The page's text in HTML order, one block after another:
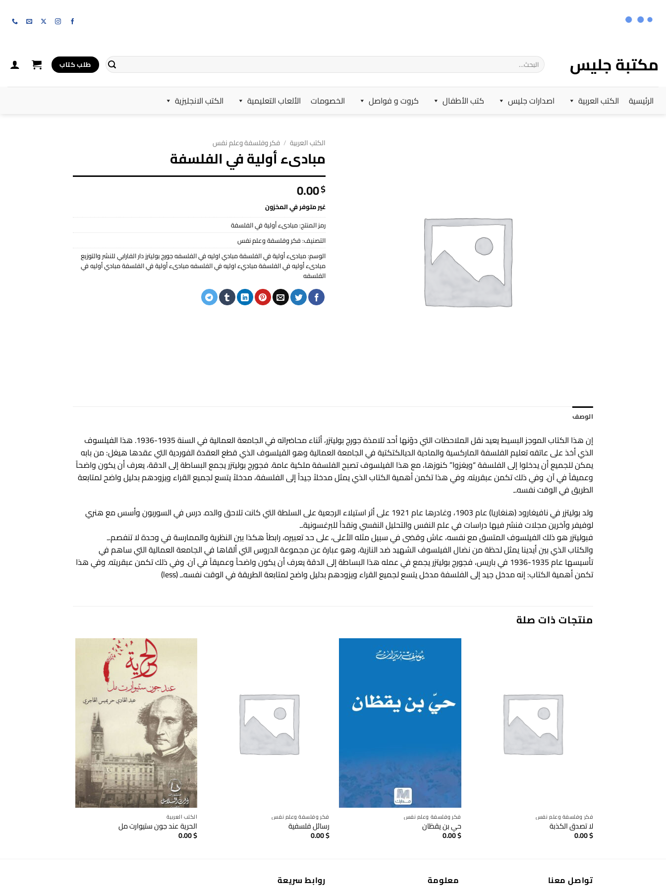
للمحتوى
مكتبة جليس
البحث
عن:
طلب كتاب
الرئيسية الكتب العربية اصدارات جليس كتب الأطفال كروت و فواصل الخصومات الألعاب التعليمية الكتب الانجليزية
الكتب العربية / فكر وفلسفة وعلم نفس
مبادىء أولية في الفلسفة
0.00$
غير متوفر في المخزون
رمز المنتج:مبادىء أولية في الفلسفة
التصنيف:فكر وفلسفة وعلم نفس
الوسم:مبادىء أولية في الفلسفة مبادي اوليه في الفلسفه جورج بوليترز دار الفارابي للنشر والتوزيع
مبادىء أوليه في الفلسفة مباديء اوليه في الفلسفه مبادىء أولية في الفلسفة مبادي أوليه في
الفلسفه
الوصف
إن هذا الكتاب الموجز البسيط يعيد نقل الملاحظات التي دوّنها أحد تلامذة جورج بوليتزر، أثناء محاضراته في الجامعة العمالية في السنة 1935-1936. هذا الفيلسوف
الذي أخذ على عاتقه تعليم الفلسفة الماركسية والمادية الديالكتكتية في الجامعة العمالية وهو الفيلسوف الذي قطع العقدة الفوردية التي عقدها هيغل: من بابه
يمكن للجميع أن يدخلوا إلى الفلسفة “ويغزوا” كنوزها، مع هذا الفيلسوف تصبح الفلسفة ملكية عامة. فجورج بوليتزر يجمع البساطة إلى الدقة، يعرف أن يكون واضحاً
وعميقاً في آن. وفي ذلك تكمن عبقريته. وفي هذا تكمن أهمية الكتاب الذي يمثل مدخلاً جيداً إلى الفلسفة، مدخلاً يتسع لجميع القراء ويزودهم بدليل واضح لمتابعة
الطريق في الوقت نفسه.ـ
ولد بوليتزر في نافيغارود (هنغاريا) عام 1903، وغادرها عام 1921 على أثر استيلاء الرجعية على السلطة التي كانت تلاحق والده. درس في السوربون وأسس مع هنري
لوفيفر وآخرين مجلات فنشر فيها دراسات في علم النفس والتحليل النفسي ونقداً للبرغسونية.ـ
فبوليتزر هو ذلك الفيلسوف المتسق مع نفسه، عاش وقضى في سبيل مثله الأعلى، على حد تعبيره، رابطاً هكذا بين النظرية والممارسة في وحدة لا تنفصم.ـ
والكتاب الذي بين أيدينا يمثل لحظة من نضال الفيلسوف الشهيد ضد النازية، وهو عبارة عن مجموعة الدروس التي ألقاها في الجامعة العمالية التي ساهم في
تأسيسها عام 1935-1936 في باريس، فجورج بوليتزر يجمع في عمله هذا البساطة إلى الدقة يعرف أن يكون واضحاً وعميقاً في آن. وفي ذلك تكمن عبقريته. وفي هذا
تكمن أهمية الكتاب: إنه مدخل جيد إلى الفلسفة مدخل يتسع لجميع القراء ويزودهم بدليل واضح لمتابعة الطريقة في الوقت نفسه.ـ (less)
منتجات ذات صلة
فكر وفلسفة وعلم نفس
لا تصدق الكذبة
0.00$
فكر وفلسفة وعلم نفس
حي بن يقظان
0.00$
فكر وفلسفة وعلم نفس
رسائل فلسفية
0.00$
الكتب العربية
الحرية عند جون ستيوارت مل
0.00$
تواصل معنا معلومة روابط سريعة